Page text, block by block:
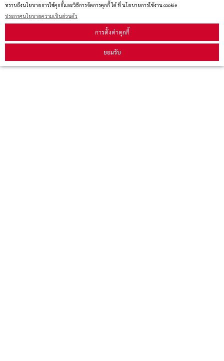
ทราบถึงนโยบายการใช้คุกกี้และวิธีการจัดการคุกกี้ ได้ ที่ นโยบายการใช้งาน cookie
ประกาศนโยบายความเป็นส่วนตัว
การตั้งค่าคุกกี้
ยอมรับ